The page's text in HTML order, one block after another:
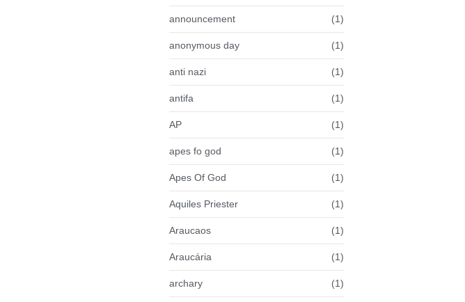
announcement (1)
anonymous day (1)
anti nazi (1)
antifa (1)
AP (1)
apes fo god (1)
Apes Of God (1)
Aquiles Priester (1)
Araucaos (1)
Araucária (1)
archary (1)